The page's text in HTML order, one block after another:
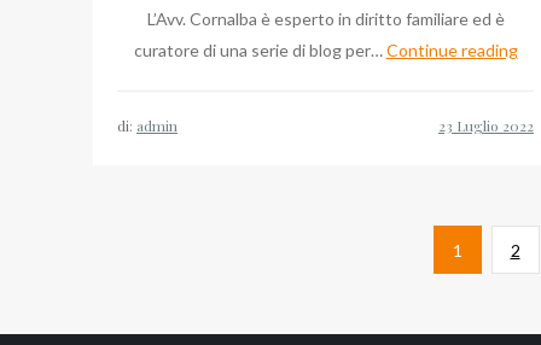
L’Avv. Cornalba è esperto in diritto familiare ed è
curatore di una serie di blog per…Continue reading
di: admin
Pagina
1 2